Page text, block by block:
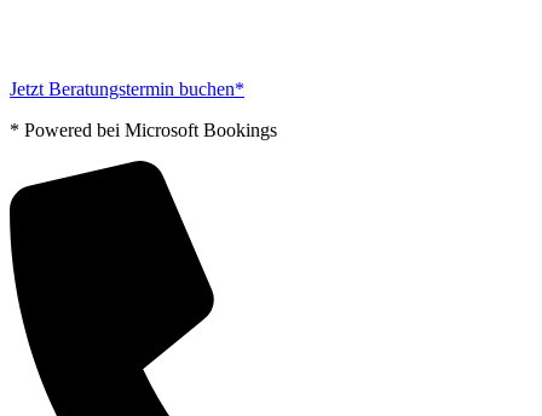
Jetzt Beratungstermin buchen*
* Powered bei Microsoft Bookings